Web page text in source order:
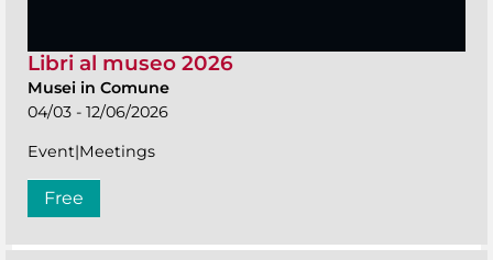
Libri al museo 2026
Musei in Comune
04/03 - 12/06/2026
Event|Meetings
Free